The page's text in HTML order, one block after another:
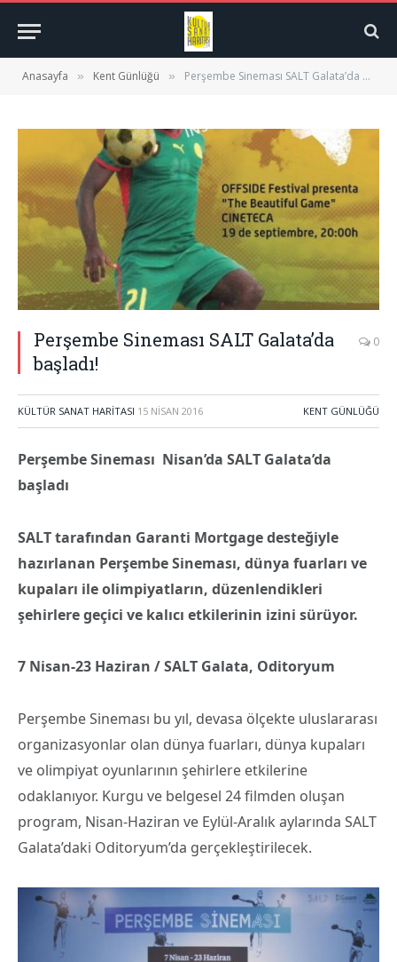
Anasayfa » Kent Günlüğü » Perşembe Sineması SALT Galata’da başladı!
Perşembe Sineması SALT Galata’da
başladı!
0
KÜLTÜR SANAT HARITASI 15 NISAN 2016 KENT GÜNLÜĞÜ
Perşembe Sineması Nisan’da SALT Galata’da
başladı
SALT tarafından Garanti Mortgage desteğiyle
hazırlanan Perşembe Sineması, dünya fuarları ve
kupaları ile olimpiyatların, düzenlendikleri
şehirlere geçici ve kalıcı etkilerinin izini sürüyor.
7 Nisan-23 Haziran /SALT Galata, Oditoryum
Perşembe Sineması bu yıl, devasa ölçekte uluslararası
organizasyonlar olan dünya fuarları, dünya kupaları
ve olimpiyat oyunlarının şehirlere etkilerine
odaklanıyor. Kurgu ve belgesel 24 filmden oluşan
program, Nisan-Haziran ve Eylül-Aralık aylarında SALT
Galata’daki Oditoryum’da gerçekleştirilecek.